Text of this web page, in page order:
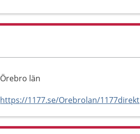
Örebro län
https://1177.se/Orebrolan/1177direkt